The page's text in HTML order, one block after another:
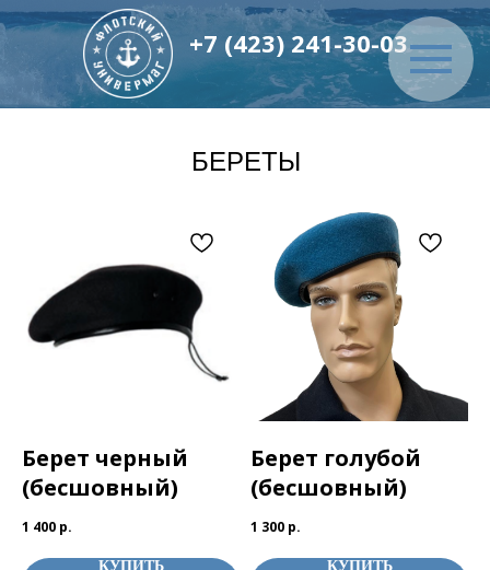
+7 (423) 241-30-03
БЕРЕТЫ
Берет черный
(бесшовный)
1 400 р.
КУПИТЬ
Берет голубой
(бесшовный)
1 300 р.
КУПИТЬ